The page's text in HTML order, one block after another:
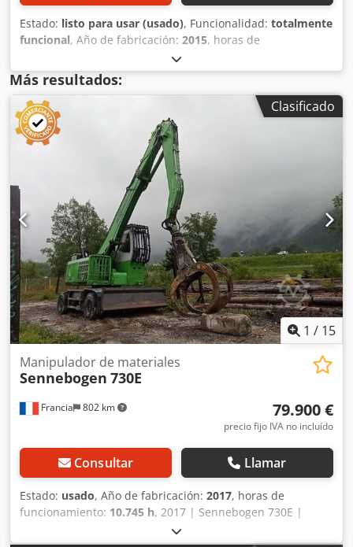
Estado: listo para usar (usado), Funcionalidad: totalmente
funcional, Año de fabricación: 2015, horas de
, Liebherr LH30. Año: 2015.
Horas:: 15.090. Pluma industrial 6.80 m. Balancín industrial
de 5 m. con botella delantera. Cuatro gatos. Ruedas
macizas. Certificado CE. Buen estado. Djdpfx Amsya
Iadjrock
Más resultados:
Clasificado
1 / 15
Francia 802 km
Manipulador de materiales
Sennebogen 730E
79.900 €
precio fijo IVA no incluído
Consultar Llamar
Estado: usado, Año de fabricación: 2017, horas de
funcionamiento: 10.745 h, 2017 | Sennebogen 730E |
Manipuladora de materiales usada | 10.745 horas 📍